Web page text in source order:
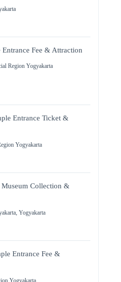
Entrance Fee & Attraction
Region Yogyakarta
Entrance Ticket &
Yogyakarta
Collection &
, Yogyakarta
Entrance Fee &